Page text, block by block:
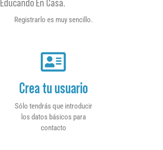
Educando En Casa.
Registrarlo es muy sencillo.
Crea tu usuario
Sólo tendrás que introducir
los datos básicos para
contacto